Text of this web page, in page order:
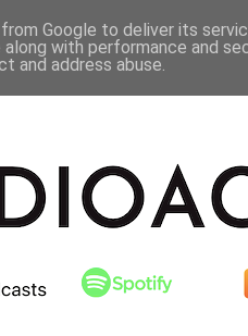
Google to deliver its
along with performance and
and address abuse.